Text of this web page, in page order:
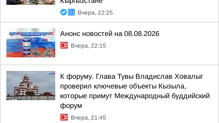
Вчера, 22:25
Анонс новостей на 08.08.2026
Вчера, 22:15
К форуму. Глава Тувы Владислав Ховалыг
проверил ключевые объекты Кызыла,
которые примут Международный буддийский
форум
Вчера, 21:45